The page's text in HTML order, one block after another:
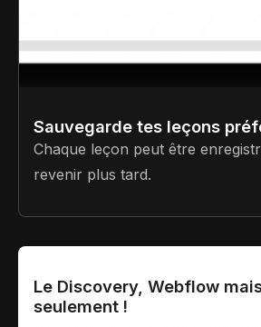
Sauvegarde tes leçons
Chaque leçon peut être
revenir plus tard.
Le Discovery, Webflow
seulement !